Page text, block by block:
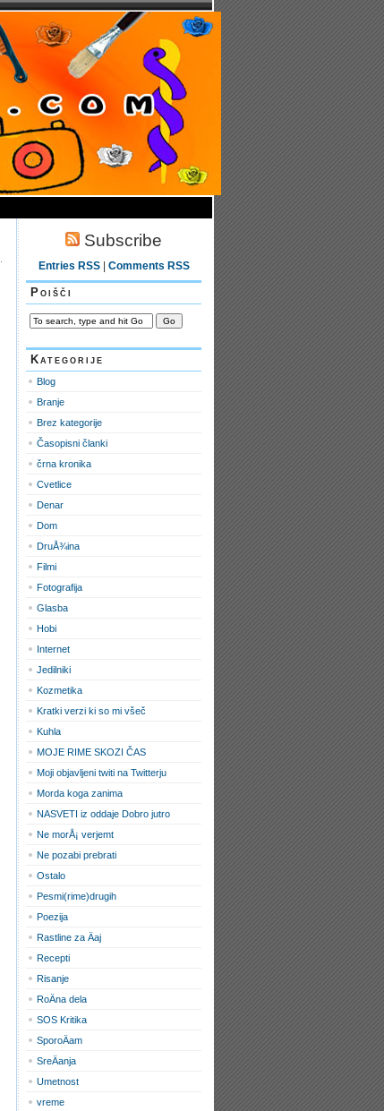
Subscribe
Entries RSS| Comments RSS
Poišči
Kategorije
Blog
Branje
Brez kategorije
Časopisni članki
črna kronika
Cvetlice
Denar
Dom
DruÅ¾ina
Filmi
Fotografija
Glasba
Hobi
Internet
Jedilniki
Kozmetika
Kratki verzi ki so mi všeč
Kuhla
MOJE RIME SKOZI ČAS
Moji objavljeni twiti na Twitterju
Morda koga zanima
NASVETI iz oddaje Dobro jutro
Ne morÅ¡ verjemt
Ne pozabi prebrati
Ostalo
Pesmi(rime)drugih
Poezija
Rastline za Äaj
Recepti
Risanje
RoÄna dela
SOS Kritika
SporoÄam
SreÄanja
Umetnost
vreme